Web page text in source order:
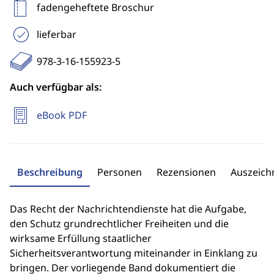
fadengeheftete Broschur
lieferbar
978-3-16-155923-5
Auch verfügbar als:
eBook PDF
Beschreibung Personen Rezensionen
Das Recht der Nachrichtendienste hat die Aufgabe,
den Schutz grundrechtlicher Freiheiten und die
wirksame Erfüllung staatlicher
Sicherheitsverantwortung miteinander in Einklang zu
bringen. Der vorliegende Band dokumentiert die